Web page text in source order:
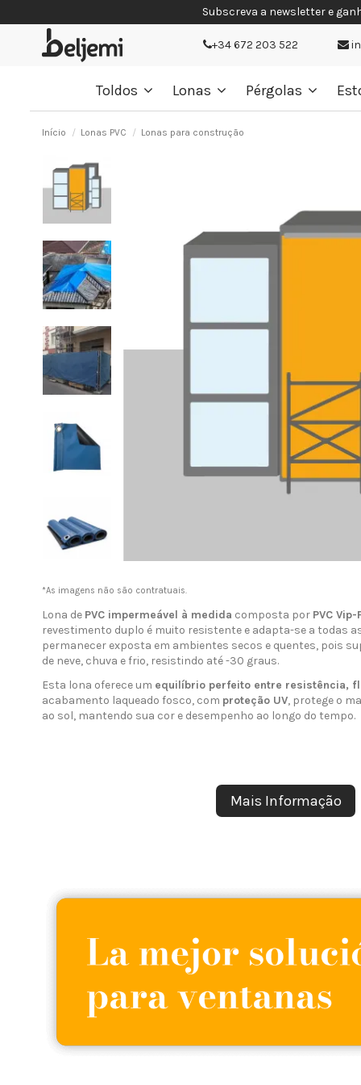
Subscreva a newsletter e
+34 672 203 522
Toldos Lonas Pérgolas
Início Lonas PVC Lonas para construção
*As imagens não são contratuais.
Lona de PVC impermeável à medida composta por PVC Vip-
revestimento duplo é muito resistente e adapta-se a todas
permanecer exposta em ambientes secos e quentes, pois
de neve, chuva e frio, resistindo até -30 graus.
Esta lona oferece um equilíbrio perfeito entre resistência,
acabamento laqueado fosco, com proteção UV, protege o
ao sol, mantendo sua cor e desempenho ao longo do tempo.